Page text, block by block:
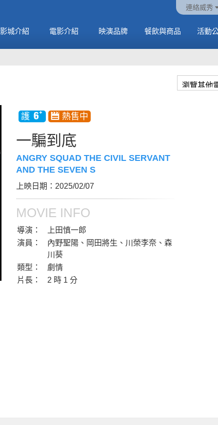
連絡威秀
影城介紹 電影介紹
MORE MORE
火熱預售中
末日
MORE
映演品牌 餐飲與商品
MORE MORE
🥤威秀獨家
🥤全台
MORE
活動
一騙到底
ANGRY SQUAD THE CIVIL SERVANT
AND THE SEVEN S
上映日期：2025/02/07
MOVIE INFO
導演：
上田慎一郎
演員：
內野聖陽、岡田將生、川榮李奈、森
川葵
類型：
劇情
片長：
2 時 1 分